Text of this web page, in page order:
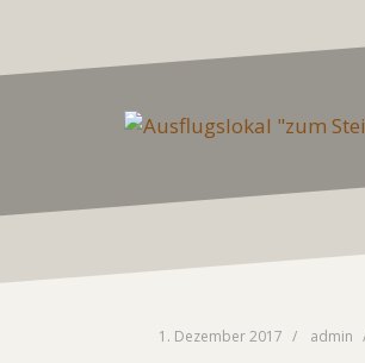
1. Dezember 2017 admin